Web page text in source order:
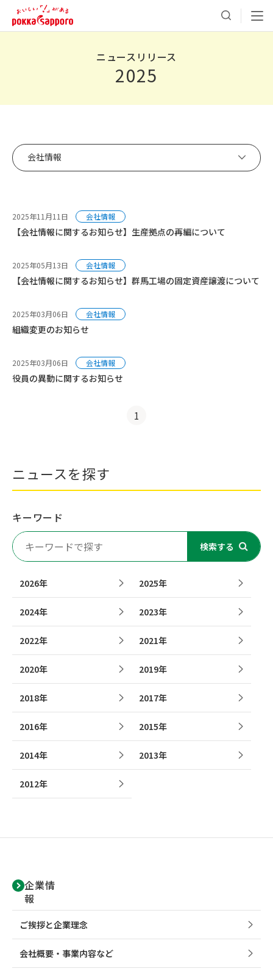
ニュースリリース
2025
会社情報
2025年11月11日 会社情報
【会社情報に関するお知らせ】生産拠点の再編について
2025年05月13日 会社情報
【会社情報に関するお知らせ】群馬工場の固定資産譲渡について
2025年03月06日 会社情報
組織変更のお知らせ
2025年03月06日 会社情報
役員の異動に関するお知らせ
1
ニュースを探す
キーワード
検索する
2026年 2025年
2024年 2023年
2022年 2021年
2020年 2019年
2018年 2017年
2016年 2015年
2014年 2013年
2012年
企業情
報
ご挨拶と企業理念
会社概要・事業内容など